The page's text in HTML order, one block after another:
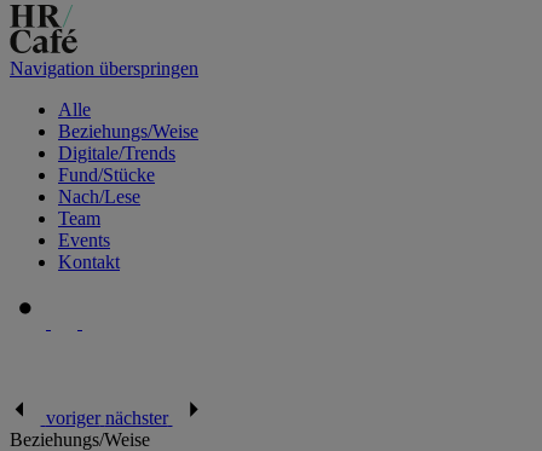
Navigation überspringen
Alle
Beziehungs/Weise
Digitale/Trends
Fund/Stücke
Nach/Lese
Team
Events
Kontakt
voriger nächster
Beziehungs/Weise